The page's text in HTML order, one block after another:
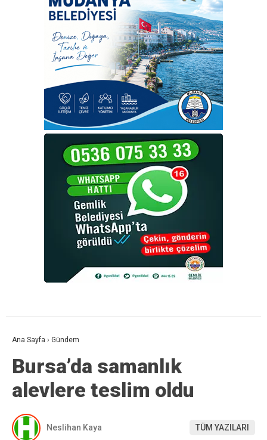
Ana Sayfa › Gündem
Bursa’da samanlık
alevlere teslim oldu
Neslihan Kaya TÜM YAZILARI